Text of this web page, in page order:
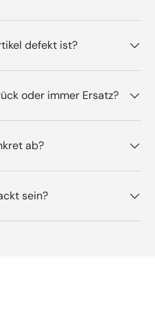
defekt ist?
oder immer Ersatz?
ab?
sein?